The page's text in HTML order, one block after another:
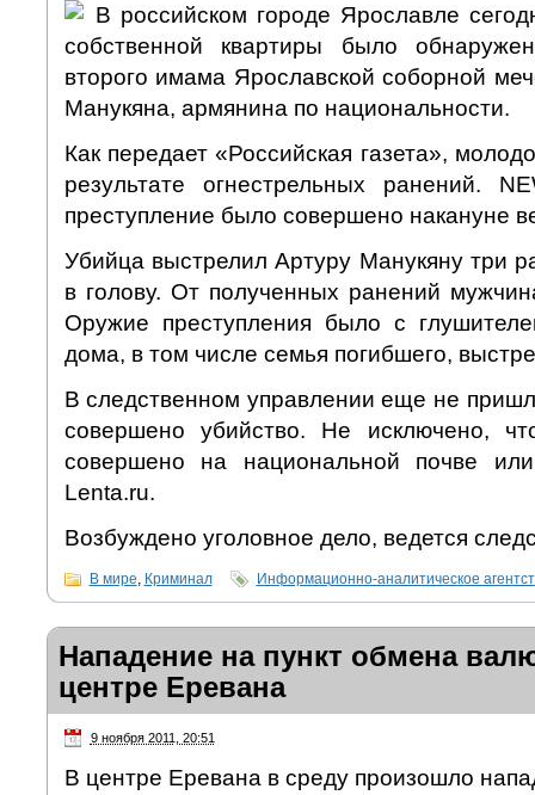
В российском городе Ярославле
собственной квартиры было
второго имама Ярославской соборной
Манукяна, армянина по национальности.
Как передает «Российская газета»,
результате огнестрельных ранений.
преступление было совершено накануне
Убийца выстрелил Артуру Манукяну три
в голову. От полученных ранений
Оружие преступления было с
дома, в том числе семья погибшего,
В следственном управлении еще не
совершено убийство. Не исключено,
совершено на национальной почве
Lenta.ru.
Возбуждено уголовное дело, ведется
В мире Криминал Информационно-аналитическое
Нападение на пункт обмена
центре Еревана
9 ноября 2011, 20:51
В центре Еревана в среду произошло